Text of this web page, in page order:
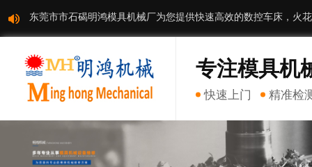
东莞市市石碣明鸿模具机械厂为您提供快速高效的数控车床，火
专注模具机
快速上门 精准检